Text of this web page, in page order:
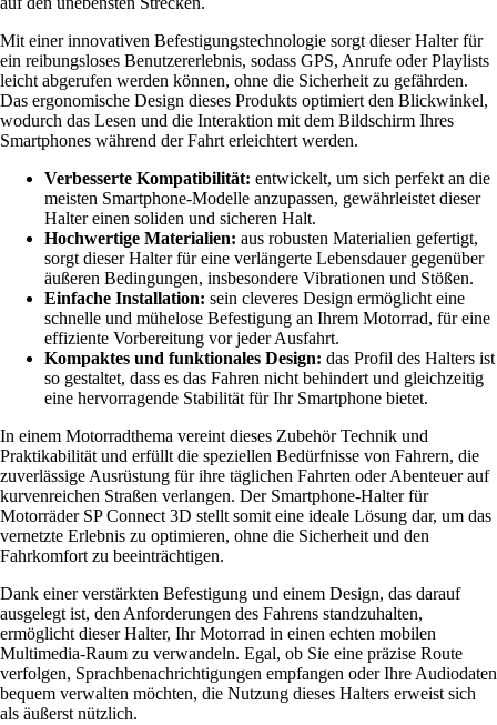
Mit einer innovativen Befestigungstechnologie sorgt dieser Halter für
ein reibungsloses Benutzererlebnis, sodass GPS, Anrufe oder Playlists
leicht abgerufen werden können, ohne die Sicherheit zu gefährden.
Das ergonomische Design dieses Produkts optimiert den Blickwinkel,
wodurch das Lesen und die Interaktion mit dem Bildschirm Ihres
Smartphones während der Fahrt erleichtert werden.
Verbesserte Kompatibilität: entwickelt, um sich perfekt an die
meisten Smartphone-Modelle anzupassen, gewährleistet dieser
Halter einen soliden und sicheren Halt.
Hochwertige Materialien: aus robusten Materialien gefertigt,
sorgt dieser Halter für eine verlängerte Lebensdauer gegenüber
äußeren Bedingungen, insbesondere Vibrationen und Stößen.
Einfache Installation: sein cleveres Design ermöglicht eine
schnelle und mühelose Befestigung an Ihrem Motorrad, für eine
effiziente Vorbereitung vor jeder Ausfahrt.
Kompaktes und funktionales Design: das Profil des Halters ist
so gestaltet, dass es das Fahren nicht behindert und gleichzeitig
eine hervorragende Stabilität für Ihr Smartphone bietet.
In einem Motorradthema vereint dieses Zubehör Technik und
Praktikabilität und erfüllt die speziellen Bedürfnisse von Fahrern, die
zuverlässige Ausrüstung für ihre täglichen Fahrten oder Abenteuer auf
kurvenreichen Straßen verlangen. Der Smartphone-Halter für
Motorräder SP Connect 3D stellt somit eine ideale Lösung dar, um das
vernetzte Erlebnis zu optimieren, ohne die Sicherheit und den
Fahrkomfort zu beeinträchtigen.
Dank einer verstärkten Befestigung und einem Design, das darauf
ausgelegt ist, den Anforderungen des Fahrens standzuhalten,
ermöglicht dieser Halter, Ihr Motorrad in einen echten mobilen
Multimedia-Raum zu verwandeln. Egal, ob Sie eine präzise Route
verfolgen, Sprachbenachrichtigungen empfangen oder Ihre Audiodaten
bequem verwalten möchten, die Nutzung dieses Halters erweist sich
als äußerst nützlich.